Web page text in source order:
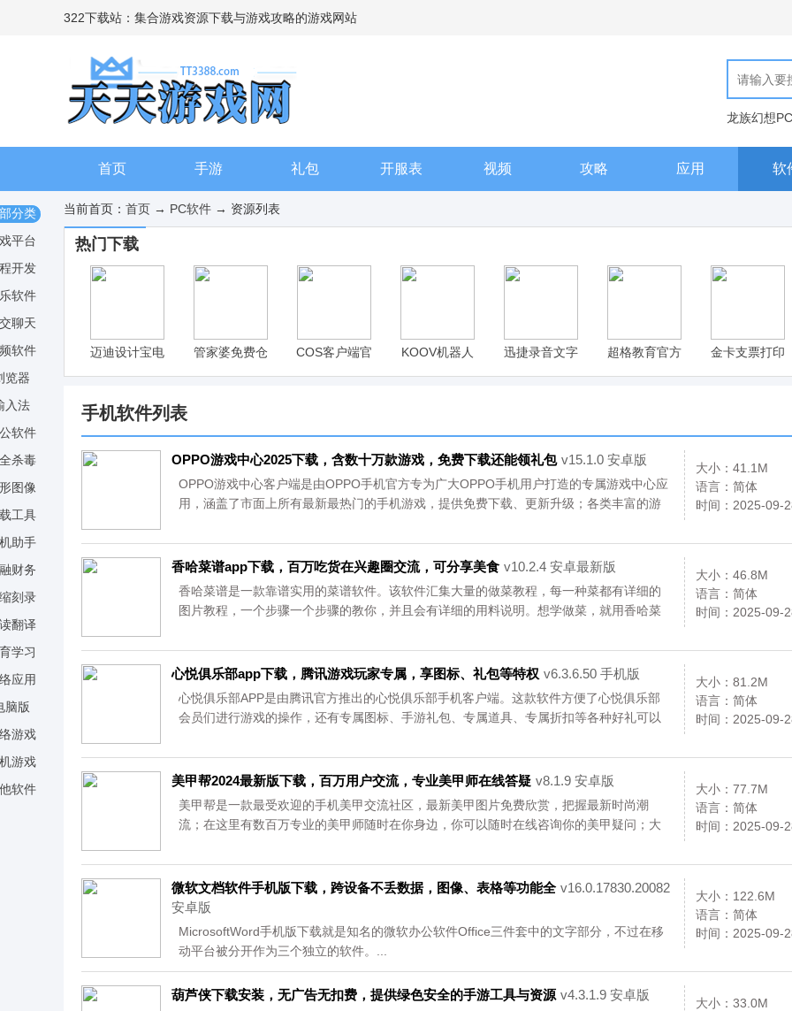
322下载站：集合游戏资源下载与游戏攻略的游戏网站
龙族幻想
现代汉语词
首页 手游 礼包 开服表 视频 攻略 应用 软
当前首页： 首页 → PC软件 → 资源列表
热门下载
迈迪设计宝电
脑版，集成海
量国标件与配
件模型，机械
设计超便捷
管家婆免费仓
库管理软件
效率提升看得
见
COS客户端官
方版下载
推出的，支持
批量上传下载
KOOV机器人
电脑版下载
因材施教效果
好
迅捷录音文字
转换器电脑版
更具特色
超格教育官方
版下载，提供
务
金卡支票打印
软件电脑版下
手机软件列表
大小：41.1M
语言：简体
时间：2025-09-
OPPO游戏中心2025下载，含数十万款游戏，免费下载还能领礼包 v15.1.0 安卓版
OPPO游戏中心客户端是由OPPO手机官方专为广大OPPO手机用户打造的专属游戏中心应
用，涵盖了市面上所有最新最热门的手机游戏，提供免费下载、更新升级；各类丰富的游
大小：46.8M
语言：简体
时间：2025-09-
香哈菜谱app下载，百万吃货在兴趣圈交流，可分享美食 v10.2.4 安卓最新版
香哈菜谱是一款靠谱实用的菜谱软件。该软件汇集大量的做菜教程，每一种菜都有详细的
图片教程，一个步骤一个步骤的教你，并且会有详细的用料说明。想学做菜，就用香哈菜
大小：81.2M
语言：简体
时间：2025-09-
心悦俱乐部app下载，腾讯游戏玩家专属，享图标、礼包等特权 v6.3.6.50 手机版
心悦俱乐部APP是由腾讯官方推出的心悦俱乐部手机客户端。这款软件方便了心悦俱乐部
会员们进行游戏的操作，还有专属图标、手游礼包、专属道具、专属折扣等各种好礼可以
大小：77.7M
语言：简体
时间：2025-09-
美甲帮2024最新版下载，百万用户交流，专业美甲师在线答疑 v8.1.9 安卓版
美甲帮是一款最受欢迎的手机美甲交流社区，最新美甲图片免费欣赏，把握最新时尚潮
流；在这里有数百万专业的美甲师随时在你身边，你可以随时在线咨询你的美甲疑问；大
大小：122.6M
语言：简体
时间：2025-09-
微软文档软件手机版下载，跨设备不丢数据，图像、表格等功能全 v16.0.17830.20082
安卓版
MicrosoftWord手机版下载就是知名的微软办公软件Office三件套中的文字部分，不过在移
动平台被分开作为三个独立的软件。...
大小：33.0M
葫芦侠下载安装，无广告无扣费，提供绿色安全的手游工具与资源 v4.3.1.9 安卓版
分类
平台
开发
软件
聊天
软件
览器
入法
软件
杀毒
图像
工具
助手
财务
刻录
翻译
学习
应用
脑版
游戏
游戏
软件